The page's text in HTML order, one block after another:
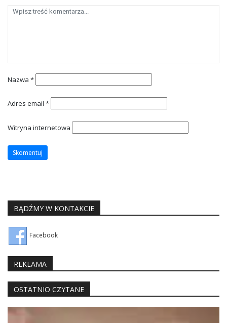
Nazwa *
Adres email *
Witryna internetowa
BĄDŹMY W KONTAKCIE
Facebook
REKLAMA
OSTATNIO CZYTANE